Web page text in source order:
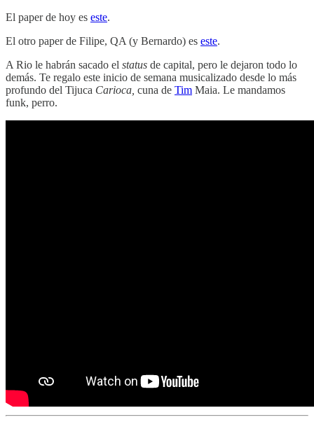
El paper de hoy es este.
El otro paper de Filipe, QA (y Bernardo) es este.
A Rio le habrán sacado el status de capital, pero le dejaron todo lo
demás. Te regalo este inicio de semana musicalizado desde lo más
profundo del Tijuca Carioca, cuna de Tim Maia. Le mandamos
funk, perro.